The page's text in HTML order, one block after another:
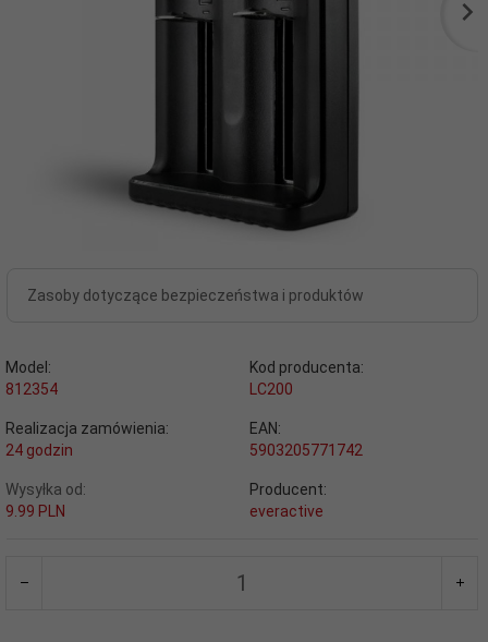
Zasoby dotyczące bezpieczeństwa i produktów
Model:
812354
Kod producenta:
LC200
Realizacja zamówienia:
24 godzin
EAN:
5903205771742
Wysyłka od:
9.99 PLN
Producent:
everactive